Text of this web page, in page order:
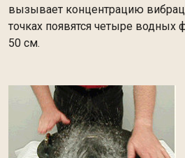
вызывает концентрацию
точках появятся четыре водных
50 см.